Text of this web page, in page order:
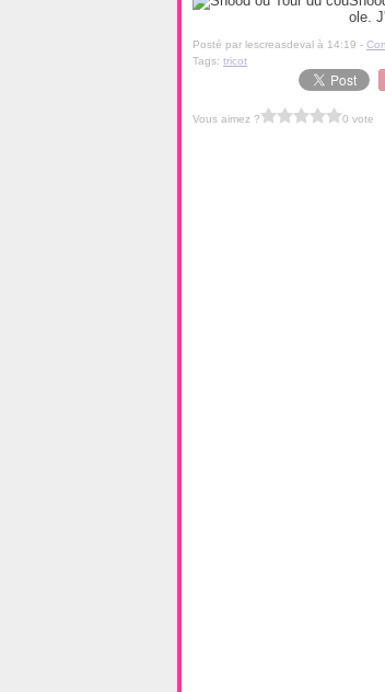
ole.
Posté par lescreasdeval à 14:19 -
Tags: tricot
Vous aimez ? 0 vote